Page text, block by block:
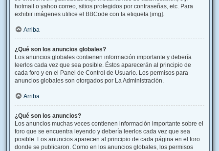
hotmail o yahoo correo, sitios protegidos por contraseñas, etc. Para
exhibir imágenes utilice el BBCode con la etiqueta [img].
Arriba
¿Qué son los anuncios globales?
Los anuncios globales contienen información importante y debería
leerlos cada vez que sea posible. Éstos aparecerán al principio de
cada foro y en el Panel de Control de Usuario. Los permisos para
anuncios globales son otorgados por La Administración.
Arriba
¿Qué son los anuncios?
Los anuncios muchas veces contienen información importante sobre el
foro que se encuentra leyendo y debería leerlos cada vez que sea
posible. Los anuncios aparecen al principio de cada página en el foro
donde se publicaron. Como en los anuncios globales, los permisos